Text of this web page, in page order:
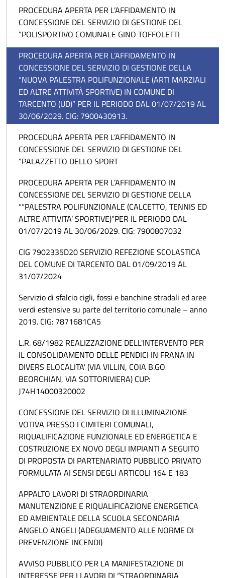
PROCEDURA APERTA PER L’AFFIDAMENTO IN
CONCESSIONE DEL SERVIZIO DI GESTIONE DEL
“POLISPORTIVO COMUNALE GINO TOFFOLETTI
PROCEDURA APERTA PER L’AFFIDAMENTO IN
CONCESSIONE DEL SERVIZIO DI GESTIONE DELLA
“NUOVA PALESTRA POLIFUNZIONALE (ARTI MARZIALI
ED ALTRE ATTIVITÀ SPORTIVE) IN COMUNE DI
TARCENTO (UD)” PER IL PERIODO DAL 01/07/2019 AL
30/06/2029. CIG: 7900430913.
PROCEDURA APERTA PER L’AFFIDAMENTO IN
CONCESSIONE DEL SERVIZIO DI GESTIONE DEL
“PALAZZETTO DELLO SPORT
PROCEDURA APERTA PER L’AFFIDAMENTO IN
CONCESSIONE DEL SERVIZIO DI GESTIONE DELLA
““PALESTRA POLIFUNZIONALE (CALCETTO, TENNIS ED
ALTRE ATTIVITA’ SPORTIVE)”PER IL PERIODO DAL
01/07/2019 AL 30/06/2029. CIG: 7900807032
CIG 7902335D20 SERVIZIO REFEZIONE SCOLASTICA
DEL COMUNE DI TARCENTO DAL 01/09/2019 AL
31/07/2024
Servizio di sfalcio cigli, fossi e banchine stradali ed aree
verdi estensive su parte del territorio comunale – anno
2019. CIG: 7871681CA5
L.R. 68/1982 REALIZZAZIONE DELL'INTERVENTO PER
IL CONSOLIDAMENTO DELLE PENDICI IN FRANA IN
DIVERS ELOCALITA' (VIA VILLIN, COIA B.GO
BEORCHIAN, VIA SOTTORIVIERA) CUP:
J74H14000320002
CONCESSIONE DEL SERVIZIO DI ILLUMINAZIONE
VOTIVA PRESSO I CIMITERI COMUNALI,
RIQUALIFICAZIONE FUNZIONALE ED ENERGETICA E
COSTRUZIONE EX NOVO DEGLI IMPIANTI A SEGUITO
DI PROPOSTA DI PARTENARIATO PUBBLICO PRIVATO
FORMULATA AI SENSI DEGLI ARTICOLI 164 E 183
APPALTO LAVORI DI STRAORDINARIA
MANUTENZIONE E RIQUALIFICAZIONE ENERGETICA
ED AMBIENTALE DELLA SCUOLA SECONDARIA
ANGELO ANGELI (ADEGUAMENTO ALLE NORME DI
PREVENZIONE INCENDI)
AVVISO PUBBLICO PER LA MANIFESTAZIONE DI
INTERESSE PER I LAVORI DI “STRAORDINARIA